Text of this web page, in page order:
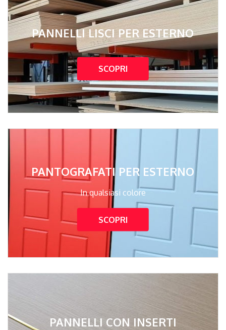
PANNELLI LISCI PER ESTERNO
SCOPRI
PANTOGRAFATI PER ESTERNO
In qualsiasi colore
SCOPRI
PANNELLI CON INSERTI